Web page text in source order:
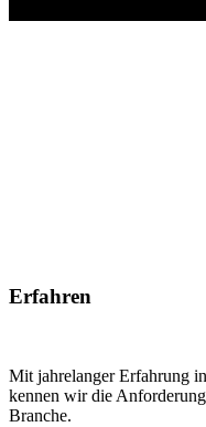
Erfahren
Mit jahrelanger Erfahrung
kennen wir die
Branche.